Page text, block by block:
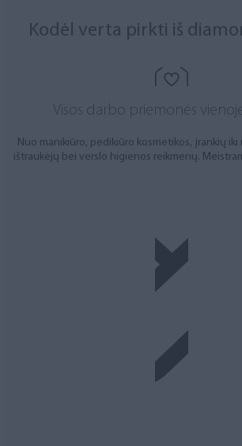
Kodėl verta pirkti iš
Visos darbo priemonės
Nuo manikiūro, pedikiūro kosmetikos, įrankių
ištraukėjų bei verslo higienos reikmenų.